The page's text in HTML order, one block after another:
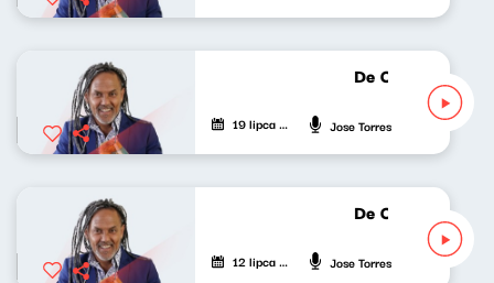
De Cuba, Su
19 lipca 2026 Jose Torres
De Cuba, Su
12 lipca 2026 Jose Torres